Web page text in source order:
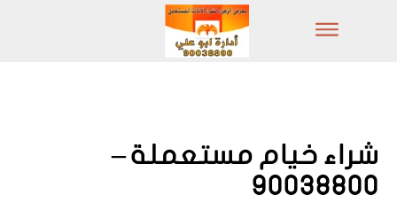
شراء خيام مستعملة –
90038800